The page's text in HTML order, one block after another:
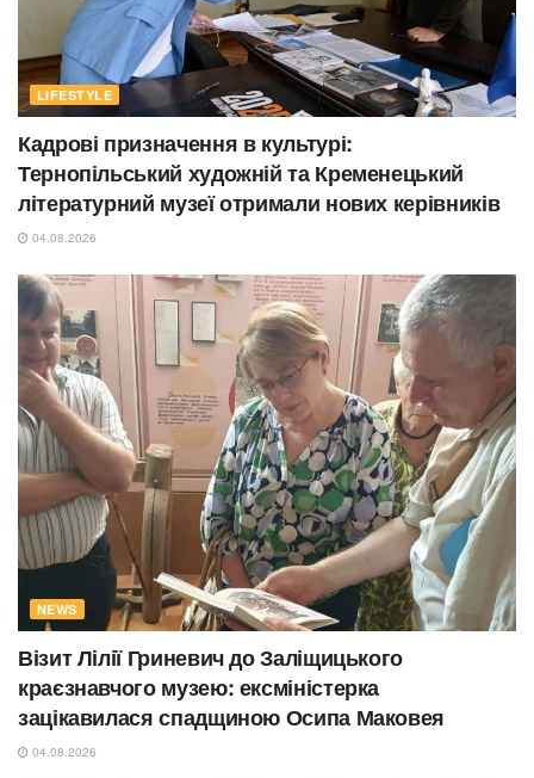
LIFESTYLE
Кадрові призначення в культурі:
Тернопільський художній та Кременецький
літературний музеї отримали нових керівників
04.08.2026
NEWS
Візит Лілії Гриневич до Заліщицького
краєзнавчого музею: ексміністерка
зацікавилася спадщиною Осипа Маковея
04.08.2026